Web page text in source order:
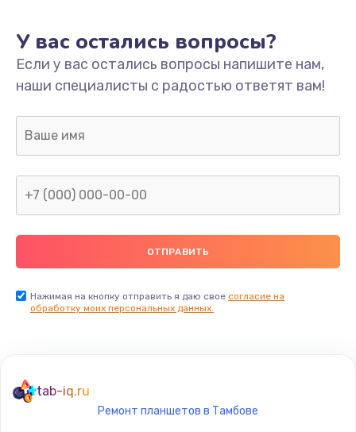
У вас остались вопросы?
Если у вас остались вопросы напишите нам,
наши специалисты с радостью ответят вам!
Нажимая на кнопку отправить я даю свое согласие на
обработку моих персональных данных.
tab-iq.ru
Ремонт планшетов в Тамбове